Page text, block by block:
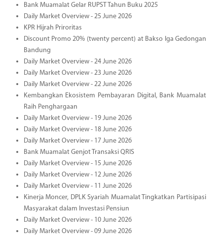
Bank Muamalat Gelar RUPST Tahun Buku 2025
Daily Market Overview - 25 June 2026
KPR Hijrah Priroritas
Discount Promo 20% (twenty percent) at Bakso Iga Gedongan
Bandung
Daily Market Overview - 24 June 2026
Daily Market Overview - 23 June 2026
Daily Market Overview - 22 June 2026
Kembangkan Ekosistem Pembayaran Digital, Bank Muamalat
Raih Penghargaan
Daily Market Overview - 19 June 2026
Daily Market Overview - 18 June 2026
Daily Market Overview - 17 June 2026
Bank Muamalat Genjot Transaksi QRIS
Daily Market Overview - 15 June 2026
Daily Market Overview - 12 June 2026
Daily Market Overview - 11 June 2026
Kinerja Moncer, DPLK Syariah Muamalat Tingkatkan Partisipasi
Masyarakat dalam Investasi Pensiun
Daily Market Overview - 10 June 2026
Daily Market Overview - 09 June 2026